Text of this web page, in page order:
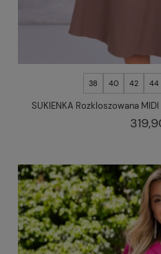
38 40 42 44
SUKIENKA Rozkloszowana